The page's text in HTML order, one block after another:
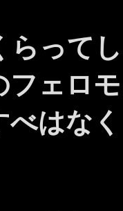
って
フェロ
べはな